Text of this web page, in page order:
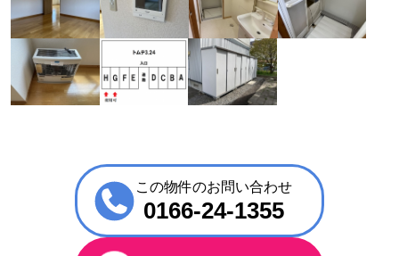
この物件のお問い合わせ
0166-24-1355